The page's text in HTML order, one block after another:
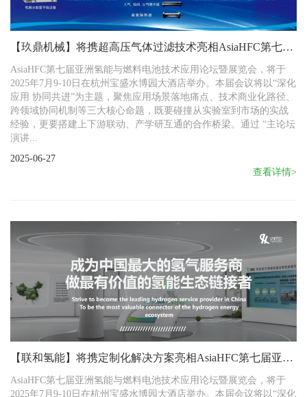
【玖鼎机械】将携超高压气体过滤技术亮相AsiaHFC第七届
AsiaHFC第七届亚洲氢能与燃料电池技术应用论坛暨展览会，将于
2025年7月9-10日在杭州宝盛水博园大酒店举办。本届会议将以“深化
应用 协同共进”为主题，聚焦应用场景落地痛点、技术商业化路径、
跨领域协同机制等三大核心命题，既要碰撞从实验室到市场的实战
经验，更要搭建上下游联动、产学研互通的合作桥梁。通过 “主论坛
演讲...
2025-06-27
查看详情>
【联和氢能】将携定制化解决方案​亮相AsiaHFC第七届亚洲
AsiaHFC第七届亚洲氢能与燃料电池技术应用论坛暨展览会，将于
2025年7月9-10日在杭州宝盛水博园大酒店举办。本届会议将以“深化